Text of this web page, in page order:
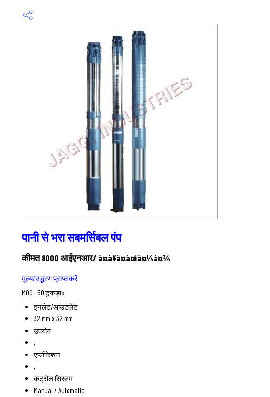
पानी से भरा सबमर्सिबल पंप
कीमत 8000 आईएनआर/ à¤à¥à¤à¤¡à¤¼à¤¾
मूल्य/उद्धरण प्राप्त करें
MOQ : 50 टुकड़ाs
इनलेट/आउटलेट
32 mm x 32 mm
उपयोग
,
एप्लीकेशन
,
कंट्रोल सिस्टम
Manual / Automatic